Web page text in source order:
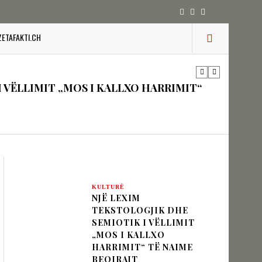
NËPËRMJET INXHINIERISË SË
„MOS I KALLXO HARRIMIT“
DHE STABILITETIN E BALLKANIT
SHQIPTAR
KULTURË
NJË LEXIM
TEKSTOLOGJIK DHE
SEMIOTIK I VËLLIMIT
„MOS I KALLXO
HARRIMIT“ TË NAIME
BEQIRAJT